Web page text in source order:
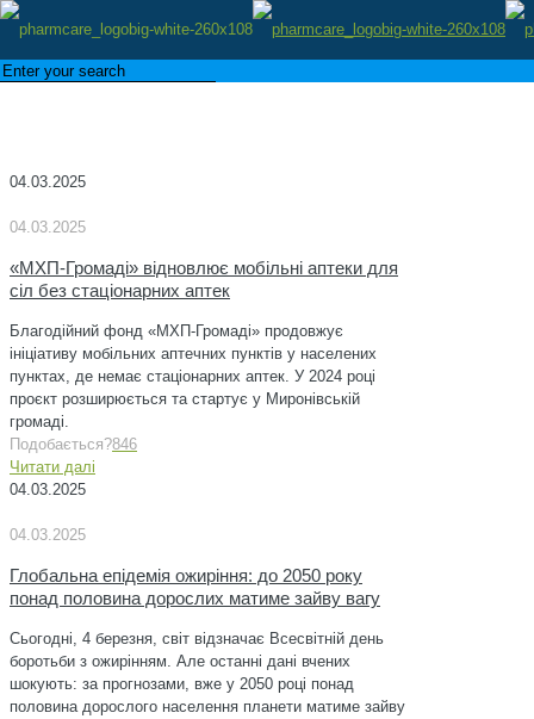
04.03.2025
04.03.2025
«МХП-Громаді» відновлює мобільні аптеки для
сіл без стаціонарних аптек
Благодійний фонд «МХП-Громаді» продовжує
ініціативу мобільних аптечних пунктів у населених
пунктах, де немає стаціонарних аптек. У 2024 році
проєкт розширюється та стартує у Миронівській
громаді.
Подобається?846
Читати далі
04.03.2025
04.03.2025
Глобальна епідемія ожиріння: до 2050 року
понад половина дорослих матиме зайву вагу
Сьогодні, 4 березня, світ відзначає Всесвітній день
боротьби з ожирінням. Але останні дані вчених
шокують: за прогнозами, вже у 2050 році понад
половина дорослого населення планети матиме зайву